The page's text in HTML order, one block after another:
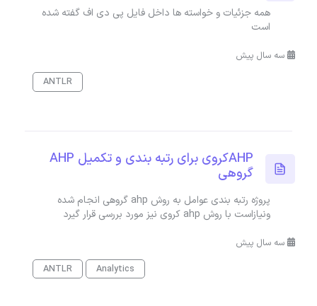
همه جزئیات و خواسته ها داخل فایل پی دی اف گفته شده
است
سه سال پیش
ANTLR
AHPکروی برای رتبه بندی و تکمیل AHP
گروهی
پروژه رتبه بندی عوامل به روش ahp گروهی انجام شده
ونیازاست با روش ahp کروی نیز مورد بررسی قرار گیرد
سه سال پیش
Analytics
ANTLR